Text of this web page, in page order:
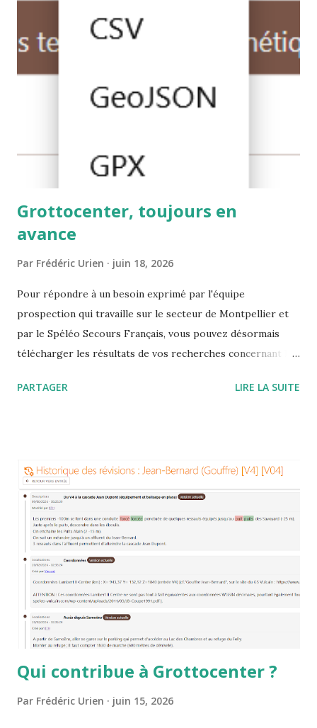
les personnes qui en ont besoin. Bravo et merci Clément
pour cette très belle réalisation
Grottocenter, toujours en
avance
Par Frédéric Urien juin 18, 2026
Pour répondre à un besoin exprimé par l'équipe
prospection qui travaille sur le secteur de Montpellier et
par le Spéléo Secours Français, vous pouvez désormais
télécharger les résultats de vos recherches concernant les
mais très important : Clément a également mis à jour les
plus vite
PARTAGER LIRE LA SUITE
Qui contribue à Grottocenter ?
Par Frédéric Urien juin 15, 2026